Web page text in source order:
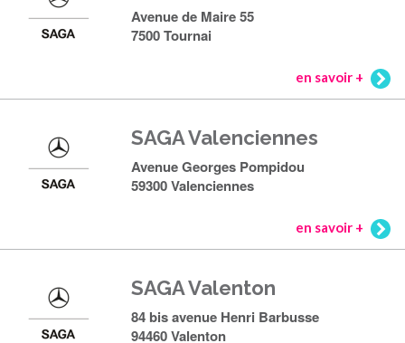
Avenue de Maire 55
7500 Tournai
en savoir +
SAGA Valenciennes
Avenue Georges Pompidou
59300 Valenciennes
en savoir +
SAGA Valenton
84 bis avenue Henri Barbusse
94460 Valenton